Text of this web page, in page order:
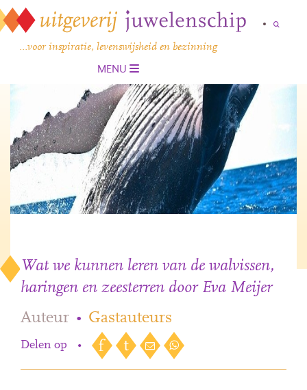
…voor inspiratie, levenswijsheid en bezinning
MENU
Wat we kunnen leren van de walvissen,
haringen en zeesterren door Eva Meijer
Auteur • Gastauteurs
Delen op •